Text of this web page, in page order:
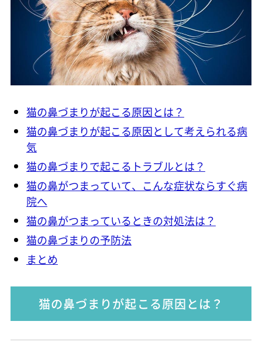
猫の鼻づまりが起こる原因とは？
猫の鼻づまりが起こる原因として考えられる病
気
猫の鼻づまりで起こるトラブルとは？
猫の鼻がつまっていて、こんな症状ならすぐ病
院へ
猫の鼻がつまっているときの対処法は？
猫の鼻づまりの予防法
まとめ
猫の鼻づまりが起こる原因とは？